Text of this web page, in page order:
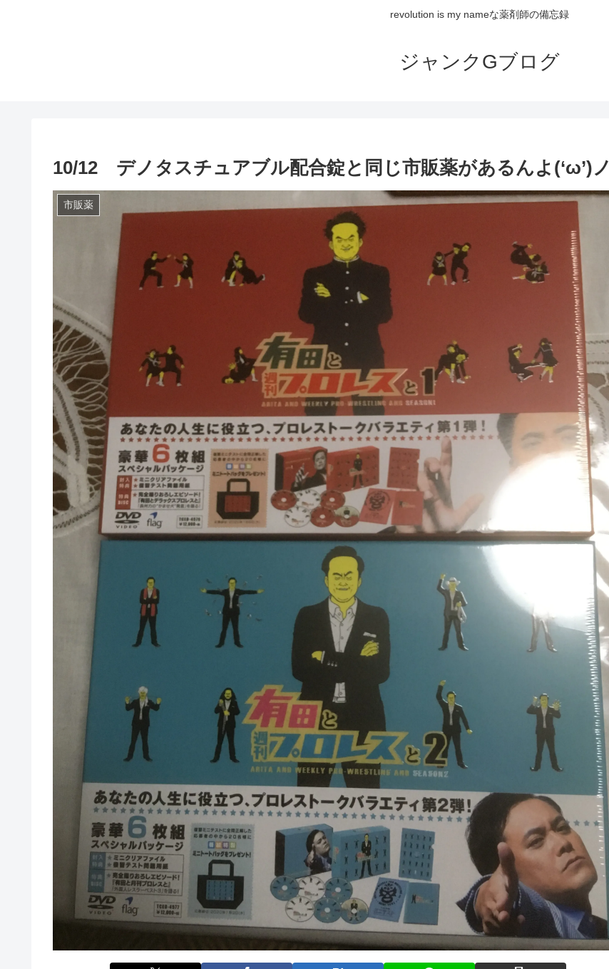
revolution is my nameな薬剤師の備忘録
ジャンクGブログ
10/12 デノタスチュアブル配合錠と同じ市販薬があるんよ(‘ω’)ノ
市販薬